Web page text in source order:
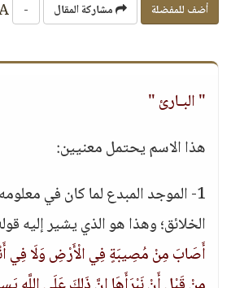
أضف للمفضلة مشاركة المقال -
" البـارئ "
هذا الاسم يحتمل معنيين:
1- الموجد المبدع لما كان في
الخلائق؛ وهذا هو الذي يشير إليه
أَصَابَ مِنْ مُصِيبَةٍ فِي الْأَرْضِ وَلَا فِي